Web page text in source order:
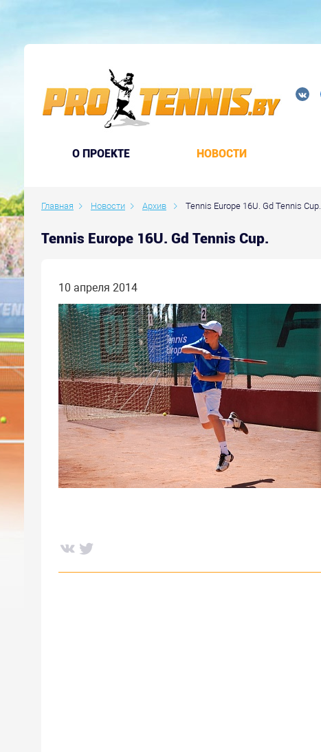
O ПРОЕКТЕ НОВОСТИ
Главная Новости Архив Tennis Europe 16U. Gd Tennis Cup.
Tennis Europe 16U. Gd Tennis Cup.
10 апреля 2014